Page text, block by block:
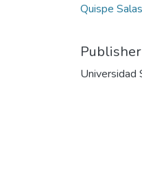
Quispe
Publisher
Universidad